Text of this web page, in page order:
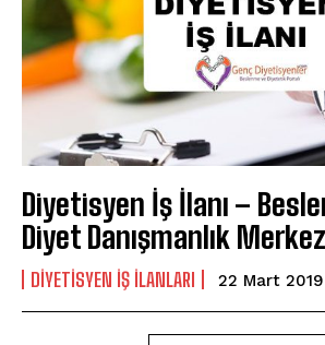
Diyetisyen İş İlanı –
Diyet Danışmanlık
DIYETISYEN IŞ ILANLARI 22 Mart 2019